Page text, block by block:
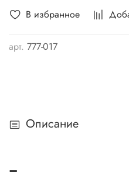
В избранное
арт. 777-017
Описание